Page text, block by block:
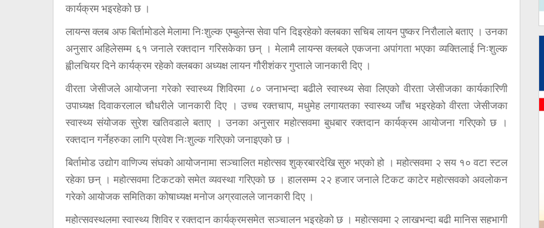
कार्यक्रम भइरहेको छ ।
लायन्स क्लब अफ बिर्तामोडले मेलामा निःशुल्क एम्बुलेन्स सेवा पनि दिइरहेको क्लबका सचिब लायन पुष्कर निरौलाले बताए । उनका
अनुसार अहिलेसम्म ६१ जनाले रक्तदान गरिसकेका छन् । मेलामै लायन्स क्लबले एकजना अपांगता भएका व्यक्तिलाई निःशुल्क
ह्वीलचियर दिने कार्यक्रम रहेको क्लबका अध्यक्ष लायन गौरीशंकर गुप्ताले जानकारी दिए ।
वीरता जेसीजले आयोजना गरेको स्वास्थ्य शिविरमा ८० जनाभन्दा बढीले स्वास्थ्य सेवा लिएको वीरता जेसीजका कार्यकारिणी
उपाध्यक्ष दिवाकरलाल चौधरीले जानकारी दिए । उच्च रक्तचाप, मधुमेह लगायतका स्वास्थ्य जाँच भइरहेको वीरता जेसीजका
स्वास्थ्य संयोजक सुरेश खतिवडाले बताए । उनका अनुसार महोत्सवमा बुधबार रक्तदान कार्यक्रम आयोजना गरिएको छ ।
रक्तदान गर्नेहरुका लागि प्रवेश निःशुल्क गरिएको जनाइएको छ ।
बिर्तामोड उद्योग वाणिज्य संघको आयोजनामा सञ्चालित महोत्सव शुक्रबारदेखि सुरु भएको हो । महोत्सवमा २ सय १० वटा स्टल
रहेका छन् । महोत्सवमा टिकटको समेत व्यवस्था गरिएको छ । हालसम्म २२ हजार जनाले टिकट काटेर महोत्सवको अवलोकन
गरेको आयोजक समितिका कोषाध्यक्ष मनोज अग्रवालले जानकारी दिए ।
महोत्सवस्थलमा स्वास्थ्य शिविर र रक्तदान कार्यक्रमसमेत सञ्चालन भइरहेको छ । महोत्सवमा २ लाखभन्दा बढी मानिस सहभागी